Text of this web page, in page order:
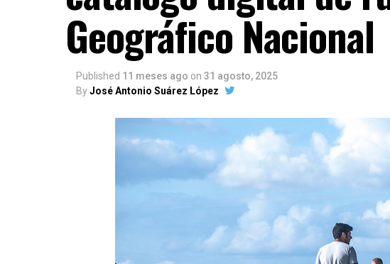
Geográfico Nacional
Published 11 meses ago on 31 agosto, 2025
ByJosé Antonio Suárez López